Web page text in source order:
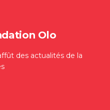
Olo
des actualités de la